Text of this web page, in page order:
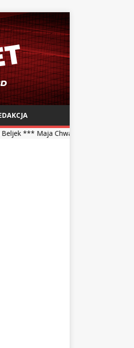
Chwalińska 5-7, 1-6 Talia Gibson ***